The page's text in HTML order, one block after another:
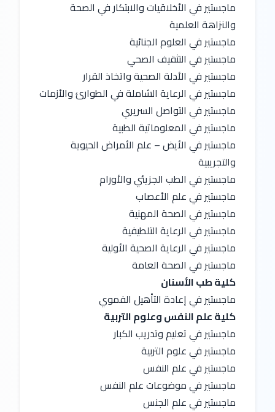
والنزاهة العلمية
ماجستير في العلوم الجنائية
ماجستير في التثقيف الصحي
ماجستير في الأدلة الصحية واتخاذ القرار
ماجستير في الرعاية الشاملة في الطوارئ والأزمات
ماجستير في التواصل السريري
ماجستير في المعلوماتية الطبية
والتجريبية
ماجستير في الطب الجزيئي والأورام
ماجستير في علم الأعصاب
ماجستير في الصحة المهنية
ماجستير في الرعاية التلطيفية
ماجستير في الرعاية الصحية الأولية
ماجستير في الصحة العامة
كلية طب الأسنان
ماجستير في إعادة التأهيل الفموي
كلية علم النفس وعلوم التربية
ماجستير في تعليم وتدريب الكبار
ماجستير في علوم التربية
ماجستير في علم النفس
ماجستير في موضوعات علم النفس
ماجستير في علم الجنس